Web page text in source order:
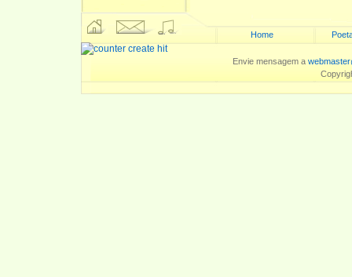
Home
Envie mensagem a